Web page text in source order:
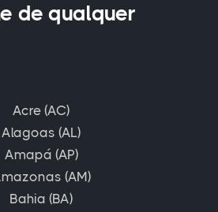
de qualquer
Acre (AC)
Alagoas (AL)
Amapá (AP)
(AM)
Bahia (BA)